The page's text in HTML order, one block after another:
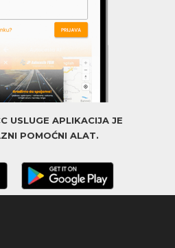
USLUGE APLIKACIJA JE
POMOĆNI ALAT.